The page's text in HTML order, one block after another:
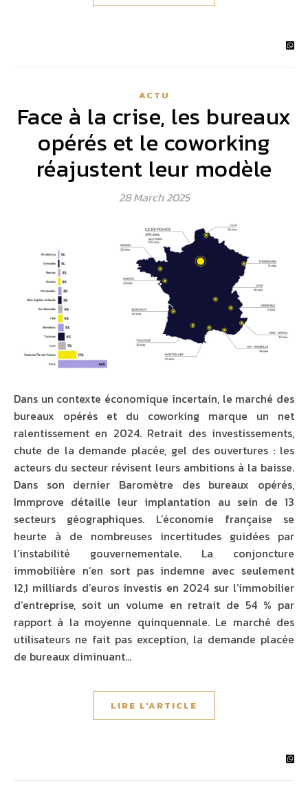
ACTU
Face à la crise, les bureaux
opérés et le coworking
réajustent leur modèle
28 March 2025
Dans un contexte économique incertain, le marché des
bureaux opérés et du coworking marque un net
ralentissement en 2024. Retrait des investissements,
chute de la demande placée, gel des ouvertures : les
acteurs du secteur révisent leurs ambitions à la baisse.
Dans son dernier Baromètre des bureaux opérés,
Immprove détaille leur implantation au sein de 13
secteurs géographiques. L’économie française se
heurte à de nombreuses incertitudes guidées par
l’instabilité gouvernementale. La conjoncture
immobilière n’en sort pas indemne avec seulement
12,1 milliards d’euros investis en 2024 sur l’immobilier
d’entreprise, soit un volume en retrait de 54 % par
rapport à la moyenne quinquennale. Le marché des
utilisateurs ne fait pas exception, la demande placée
de bureaux diminuant…
LIRE L'ARTICLE